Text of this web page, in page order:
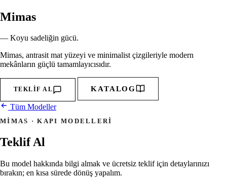
Mimas
— Koyu sadeliğin gücü.
Mimas, antrasit mat yüzeyi ve minimalist çizgileriyle modern
mekânların güçlü tamamlayıcısıdır.
TEKLIF AL KATALOG
Tüm Modeller
MIMAS · KAPI MODELLERI
Teklif Al
Bu model hakkında bilgi almak ve ücretsiz teklif için detaylarınızı
bırakın; en kısa sürede dönüş yapalım.